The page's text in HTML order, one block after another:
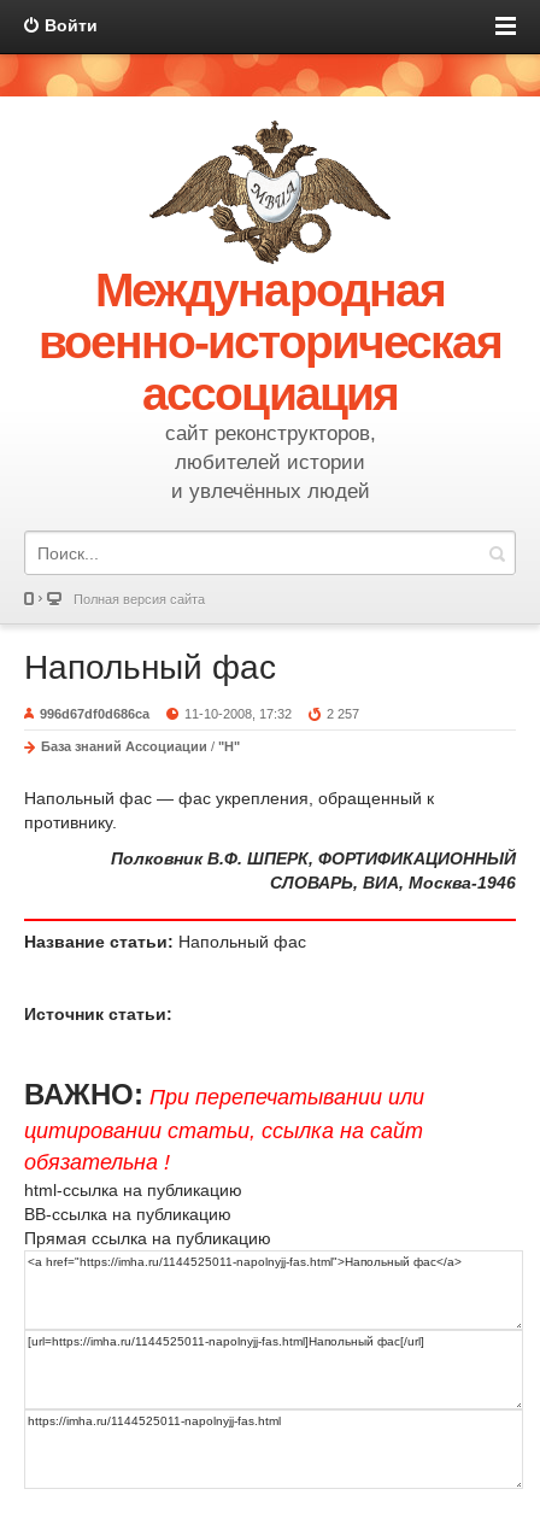
Войти
Международная
военно-историческая
ассоциация
сайт реконструкторов,
любителей истории
и увлечённых людей
Полная версия сайта
Напольный фас
996d67df0d686ca 11-10-2008, 17:32 2 257
База знаний Ассоциации / "Н"
Напольный фас — фас укрепления, обращенный к
противнику.
Полковник В.Ф. ШПЕРК, ФОРТИФИКАЦИОННЫЙ
СЛОВАРЬ, ВИА, Москва-1946
Название статьи: Напольный фас
Источник статьи:
ВАЖНО: При перепечатывании или
цитировании статьи, ссылка на сайт
обязательна !
html-ссылка на публикацию
BB-ссылка на публикацию
Прямая ссылка на публикацию